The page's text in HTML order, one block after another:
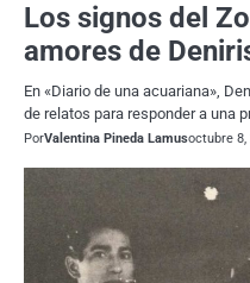
Los signos del
amores de
En «Diario de una acuariana»,
de relatos para responder a una
PorValentina Pineda Lamusoctubre 8,